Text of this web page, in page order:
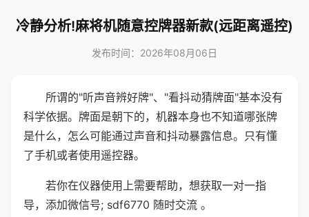
冷静分析!麻将机随意控牌器新款(远距离遥控)
发布时间：2026年08月06日
所谓的"听声音辨好牌"、"看抖动猜牌面"基本没有
科学依据。牌面是朝下的，机器本身也不知道哪张牌
是什么，怎么可能通过声音和抖动暴露信息。只有懂
了手机或者使用遥控器。
若你在仪器使用上需要帮助，想获取一对一指
导，添加微信号; sdf6770 随时交流 。